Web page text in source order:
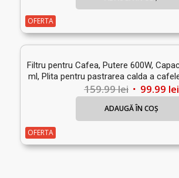
115.00 lei.
OFERTA
Filtru pentru Cafea, Putere 600W,
ml, Plita pentru pastrarea calda a
159.99lei Prețul
inițial
159.99 lei.
99.99 lei
ADAUGĂ ÎN COȘ
OFERTA